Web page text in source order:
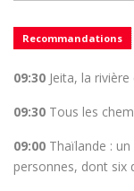
Recommandations
09:30 Jeita, la
09:30 Tous les
09:00 Thaïlande :
personnes, dont six